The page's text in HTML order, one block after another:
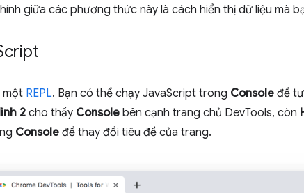
giữa các phương thức này là cách hiển thị dữ liệu mà
một REPL. Bạn có thể chạy JavaScript trong Console để
2 cho thấy Console bên cạnh trang chủ DevTools, còn
Console để thay đổi tiêu đề của trang.